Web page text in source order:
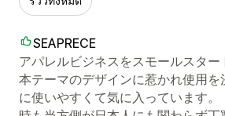
SEAPRECE
アパレルビジネスをスモールスター
本テーマのデザインに惹かれ使用を
に使いやすくて気に入っています